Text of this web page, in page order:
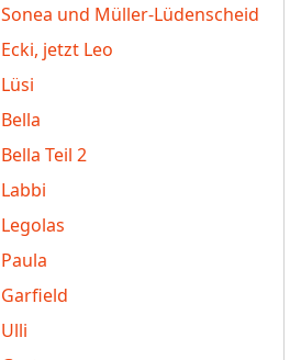
Sonea und Müller-Lüdenscheid
Ecki, jetzt Leo
Lüsi
Bella
Bella Teil 2
Labbi
Legolas
Paula
Garfield
Ulli